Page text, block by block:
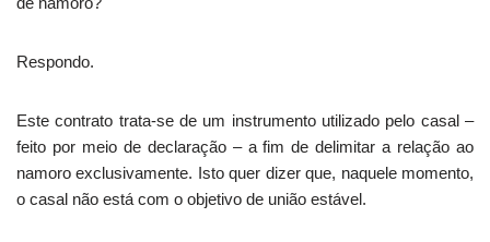
Respondo.
Este contrato trata-se de um instrumento utilizado pelo casal –
feito por meio de declaração – a fim de delimitar a relação ao
namoro exclusivamente. Isto quer dizer que, naquele momento,
o casal não está com o objetivo de união estável.